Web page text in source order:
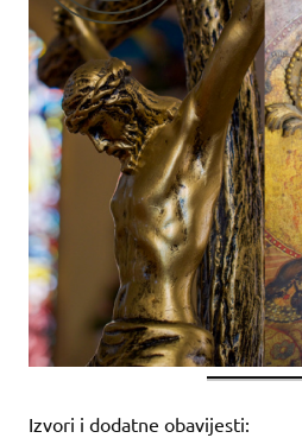
Izvori i dodatne obavijesti: